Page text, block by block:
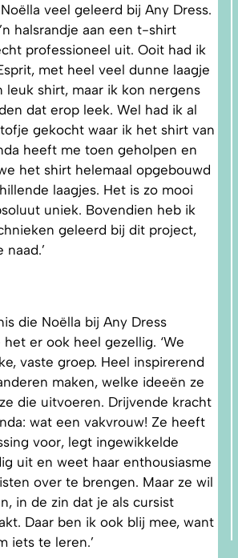
veel geleerd bij Any Dress.
halsrandje aan een t-shirt
professioneel uit. Ooit had ik
met heel veel dunne laagje
leuk shirt, maar ik kon nergens
dat erop leek. Wel had ik al
gekocht waar ik het shirt van
heeft me toen geholpen en
het shirt helemaal opgebouwd
laagjes. Het is zo mooi
uniek. Bovendien heb ik
geleerd bij dit project,
naad.’
die Noëlla bij Any Dress
er ook heel gezellig. ‘We
vaste groep. Heel inspirerend
maken, welke ideeën ze
die uitvoeren. Drijvende kracht
wat een vakvrouw! Ze heeft
voor, legt ingewikkelde
uit en weet haar enthousiasme
over te brengen. Maar ze wil
in de zin dat je als cursist
Daar ben ik ook blij mee, want
iets te leren.’
NIKS
GOED?
DAT LIGT
NIET AAN
JOU!